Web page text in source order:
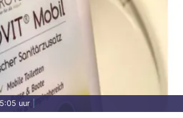
uur